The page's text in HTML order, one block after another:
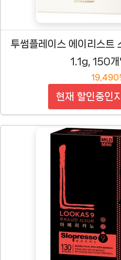
투썸플레이스 에이리스트
1.1g, 150개
19,490
현재 할인중인